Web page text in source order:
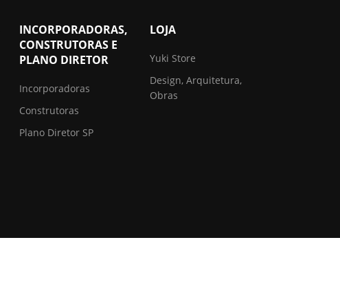
INCORPORADORAS,
CONSTRUTORAS E
PLANO DIRETOR
Incorporadoras
Construtoras
Plano Diretor SP
LOJA
Yuki Store
Design, Arquitetura,
Obras